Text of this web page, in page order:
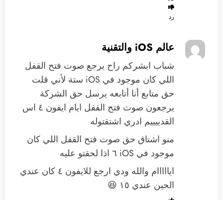
رد
عالم iOS والتقنية
شباب ابشركم راح يرجع صوت فتح القفل
اللي كان موجود في iOS ستة لأني قلت
حق متابع أنا أتابعه يرسل حق الشركة
يرجعون صوت فتح القفل ايام ايفون ٤ اس
القدييييم ادري اشتقتوله
منو اشتاق حق صوت فتح القفل اللي كان
موجود في iOS ٦ اذا لحقتو عليه
ايااااام والله ودي ارجع للايفون ٤ كان عندي
الحين عندي ١٥ 😆